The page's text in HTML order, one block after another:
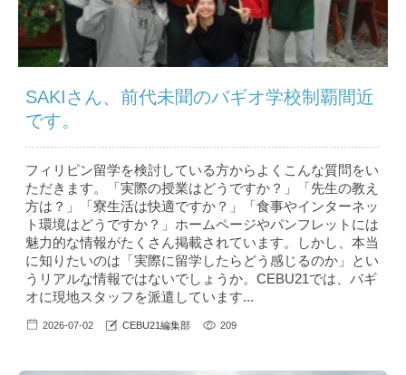
SAKIさん、前代未聞のバギオ学校制覇間近
です。
フィリピン留学を検討している方からよくこんな質問をい
ただきます。「実際の授業はどうですか？」「先生の教え
方は？」「寮生活は快適ですか？」「食事やインターネッ
ト環境はどうですか？」ホームページやパンフレットには
魅力的な情報がたくさん掲載されています。しかし、本当
に知りたいのは「実際に留学したらどう感じるのか」とい
うリアルな情報ではないでしょうか。CEBU21では、バギ
オに現地スタッフを派遣しています...
2026-07-02 CEBU21編集部 209